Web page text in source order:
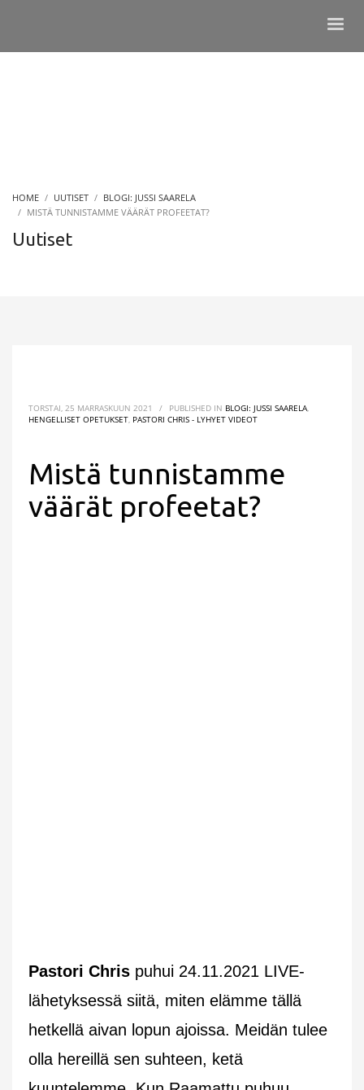
HOME UUTISET
BLOGI: JUSSI SAARELA
MISTÄ TUNNISTAMME VÄÄRÄT PROFEETAT?
Uutiset
TORSTAI, 25 MARRASKUUN 2021 / PUBLISHED IN BLOGI: JUSSI SAARELA
HENGELLISET OPETUKSET PASTORI CHRIS - LYHYET VIDEOT
Mistä tunnistamme
väärät profeetat?
Pastori Chris puhui 24.11.2021 LIVE-
lähetyksessä siitä, miten elämme tällä
hetkellä aivan lopun ajoissa. Meidän tulee
olla hereillä sen suhteen, ketä